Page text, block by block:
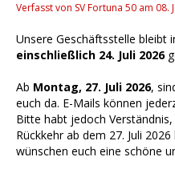
Verfasst von SV Fortuna 50 am 08.
Unsere Geschäftsstelle bleibt
einschließlich 24. Juli 2026
Ab Montag, 27. Juli 2026,
euch da. E-Mails können
Bitte habt jedoch
Rückkehr ab dem 27. Juli
wünschen euch eine schöne